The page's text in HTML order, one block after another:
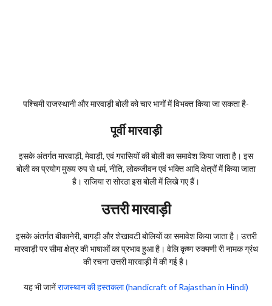
पश्चिमी राजस्थानी और मारवाड़ी बोली को चार भागों में विभक्त किया जा सकता है-
पूर्वी मारवाड़ी
इसके अंतर्गत मारवाड़ी, मेवाड़ी, एवं गरासियों की बोली का समावेश किया जाता है। इस
बोली का प्रयोग मुख्य रुप से धर्म, नीति, लोकजीवन एवं भक्ति आदि क्षेत्रों में किया जाता
है। राजिया रा सोरठा इस बोली में लिखे गए हैं।
उत्तरी मारवाड़ी
इसके अंतर्गत बीकानेरी, बागड़ी और शेखावटी बोलियों का समावेश किया जाता है। उत्तरी
मारवाड़ी पर सीमा क्षेत्र की भाषाओं का प्रभाव हुआ है। वेलि कृष्ण रुक्मणी री नामक ग्रंथ
की रचना उत्तरी मारवाड़ी में की गई है।
यह भी जानेंराजस्थान की हस्तकला (handicraft of Rajasthan in Hindi)